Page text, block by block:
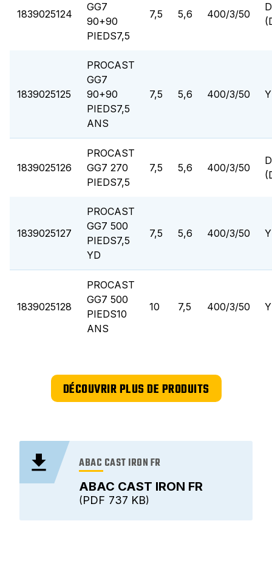
1839025124
GG7
90+90
PIEDS7,5
7,5 5,6 400/3/50
1839025125
PROCAST
GG7
90+90
PIEDS7,5
ANS
7,5 5,6 400/3/50
1839025126
PROCAST
GG7 270
PIEDS7,5
7,5 5,6 400/3/50
1839025127
PROCAST
GG7 500
PIEDS7,5
YD
7,5 5,6 400/3/50
1839025128
PROCAST
GG7 500
PIEDS10
ANS
10 7,5 400/3/50
DÉCOUVRIR PLUS DE PRODUITS
ABAC CAST IRON FR
ABAC CAST IRON FR
737 KB
PDF